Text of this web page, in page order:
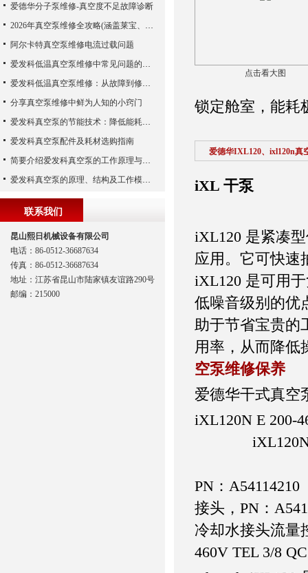
点击看大图
锁定舱室，能耗
爱德华IXL120、ixl120n真
iXL 干泵
iXL120 是紧凑
应用。它可快速
iXL120 是可用
低噪音级别的优
助于节省宝贵的
用率，从而降
空泵维修保养
爱德华干式真空
iXL120N E
iXL120N E
PN：
接头，PN：
冷却水接头
460V TEL 3/8
爱德华分子泵维修-真空度不足故障诊断
2026年真空泵维修全攻略(涵盖莱宝、爱德华、爱发科等品牌)
阿尔卡特真空泵维修电流过载问题
爱发科低温真空泵维修中常见问题的处理经验
爱发科低温真空泵维修：从故障到修复的全过程
分享真空泵维修中鲜为人知的小窍门
爱发科真空泵的节能技术：降低能耗，提高生产效益
爱发科真空泵配件及耗材选购指南
简要介绍爱发科真空泵的工作原理与主要部件
爱发科真空泵的原理、结构及工作模式解析
联系我们
昆山熙日机械设备有限公司
电话：86-0512-36687634
传真：86-0512-36687634
地址：江苏省昆山市陆家镇友谊路290号
邮编：215000